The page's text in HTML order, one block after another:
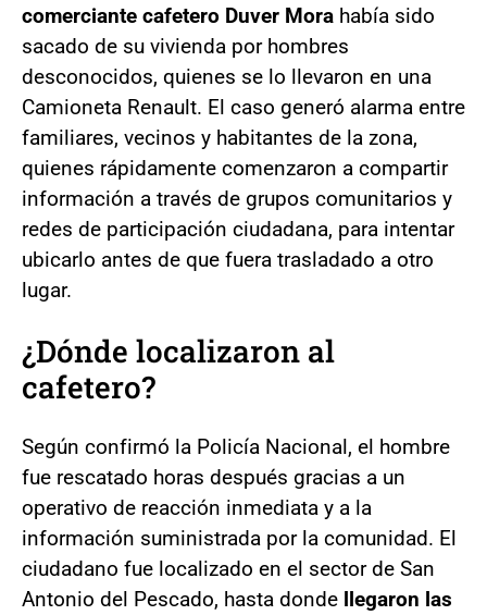
comerciante cafetero Duver Mora había sido
sacado de su vivienda por hombres
desconocidos, quienes se lo llevaron en una
Camioneta Renault. El caso generó alarma entre
familiares, vecinos y habitantes de la zona,
quienes rápidamente comenzaron a compartir
información a través de grupos comunitarios y
redes de participación ciudadana, para intentar
ubicarlo antes de que fuera trasladado a otro
lugar.
¿Dónde localizaron al
cafetero?
Según confirmó la Policía Nacional, el hombre
fue rescatado horas después gracias a un
operativo de reacción inmediata y a la
información suministrada por la comunidad. El
ciudadano fue localizado en el sector de San
Antonio del Pescado, hasta donde llegaron las